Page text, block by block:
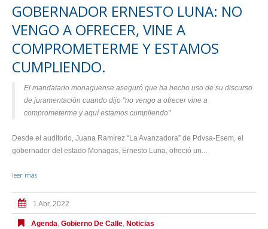
GOBERNADOR ERNESTO LUNA: NO
VENGO A OFRECER, VINE A
COMPROMETERME Y ESTAMOS
CUMPLIENDO.
El mandatario monaguense aseguró que ha hecho uso de su discurso
de juramentación cuando dijo "no vengo a ofrecer vine a
comprometerme y aquí estamos cumpliendo"
Desde el auditorio, Juana Ramírez “La Avanzadora” de Pdvsa-Esem, el
gobernador del estado Monagas, Ernesto Luna, ofreció un...
leer más
1 Abr, 2022
Agenda, Gobierno De Calle, Noticias